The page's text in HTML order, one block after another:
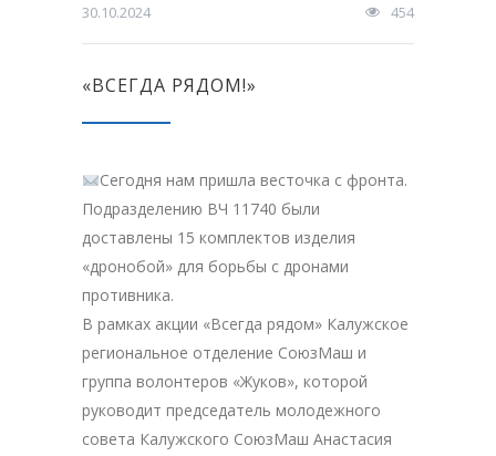
30.10.2024 454
«ВСЕГДА РЯДОМ!»
Сегодня нам пришла весточка с фронта.
Подразделению ВЧ 11740 были
доставлены 15 комплектов изделия
«дронобой» для борьбы с дронами
противника.
В рамках акции «Всегда рядом» Калужское
региональное отделение СоюзМаш и
группа волонтеров «Жуков», которой
руководит председатель молодежного
совета Калужского СоюзМаш Анастасия